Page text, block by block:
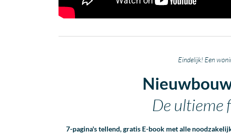
Eindelijk! Een
De ultieme
7-pagina's tellend, gratis E-book met alle